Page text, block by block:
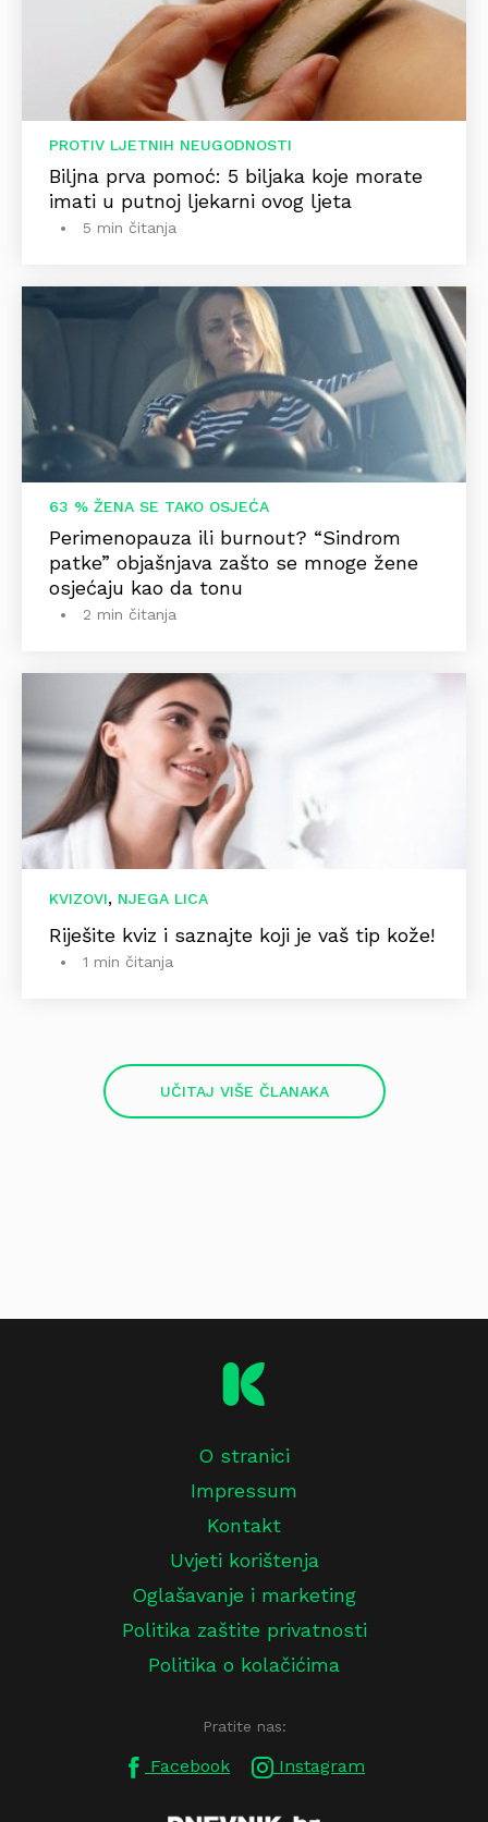
PROTIV LJETNIH NEUGODNOSTI
Biljna prva pomoć: 5 biljaka koje morate
imati u putnoj ljekarni ovog ljeta
5 min čitanja
63 % ŽENA SE TAKO OSJEĆA
Perimenopauza ili burnout? “Sindrom
patke” objašnjava zašto se mnoge žene
osjećaju kao da tonu
2 min čitanja
KVIZOVI, NJEGA LICA
Riješite kviz i saznajte koji je vaš tip kože!
1 min čitanja
UČITAJ VIŠE ČLANAKA
O stranici
Impressum
Kontakt
Uvjeti korištenja
Oglašavanje i marketing
Politika zaštite privatnosti
Politika o kolačićima
Pratite nas:
Facebook Instagram